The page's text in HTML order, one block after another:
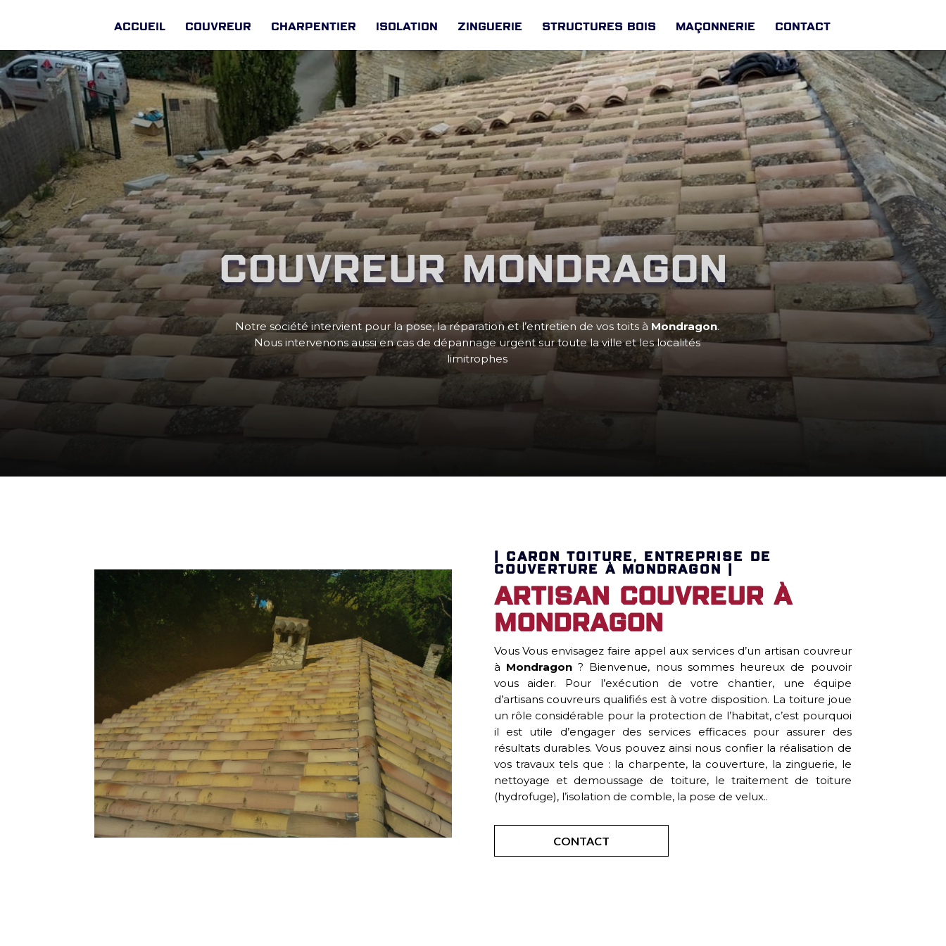
Accueil Couvreur Charpentier Isolation Zinguerie Structures Bois Maçonnerie Contact
Couvreur Mondragon
Notre société intervient pour la pose, la réparation et l’entretien de vos toits à Mondragon.
Nous intervenons aussi en cas de dépannage urgent sur toute la ville et les localités
limitrophes
| CARON TOITURE, ENTREPRISE DE
COUVERTURE À MONDRAGON |
Artisan couvreur à
Mondragon
Vous Vous envisagez faire appel aux services d’un artisan couvreur
à Mondragon? Bienvenue, nous sommes heureux de pouvoir
vous aider. Pour l’exécution de votre chantier, une équipe
d’artisans couvreurs qualifiés est à votre disposition. La toiture joue
un rôle considérable pour la protection de l’habitat, c’est pourquoi
il est utile d’engager des services efficaces pour assurer des
résultats durables. Vous pouvez ainsi nous confier la réalisation de
vos travaux tels que : la charpente, la couverture, la zinguerie, le
nettoyage et demoussage de toiture, le traitement de toiture
(hydrofuge), l’isolation de comble, la pose de velux..
CONTACT